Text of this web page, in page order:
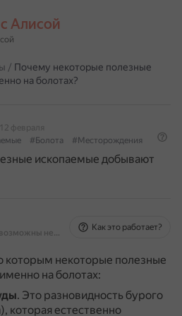
с Алисой
/ Почему некоторые полезные
на болотах?
12 февраля
#Болота #Месторождения
ископаемые добывают
На основе источников, возможны неточности
Как это работает?
которым некоторые полезные
на болотах:
. Это разновидность бурого
которая естественно